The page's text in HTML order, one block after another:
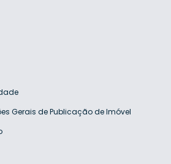
Gerais de Publicação de Imóvel